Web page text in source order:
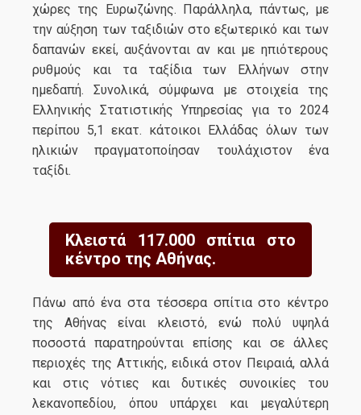
χώρες της Ευρωζώνης. Παράλληλα, πάντως, με
την αύξηση των ταξιδιών στο εξωτερικό και των
δαπανών εκεί, αυξάνονται αν και με ηπιότερους
ρυθμούς και τα ταξίδια των Ελλήνων στην
ημεδαπή. Συνολικά, σύμφωνα με στοιχεία της
Ελληνικής Στατιστικής Υπηρεσίας για το 2024
περίπου 5,1 εκατ. κάτοικοι Ελλάδας όλων των
ηλικιών πραγματοποίησαν τουλάχιστον ένα
ταξίδι.
Κλειστά 117.000 σπίτια στο
κέντρο της Αθήνας.
Πάνω από ένα στα τέσσερα σπίτια στο κέντρο
της Αθήνας είναι κλειστό, ενώ πολύ υψηλά
ποσοστά παρατηρούνται επίσης και σε άλλες
περιοχές της Αττικής, ειδικά στον Πειραιά, αλλά
και στις νότιες και δυτικές συνοικίες του
λεκανοπεδίου, όπου υπάρχει και μεγαλύτερη